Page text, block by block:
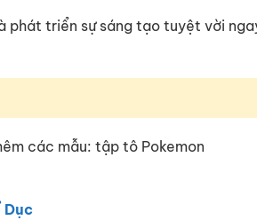
phát triển sự sáng tạo tuyệt vời
các mẫu: tập tô Pokemon
Dục